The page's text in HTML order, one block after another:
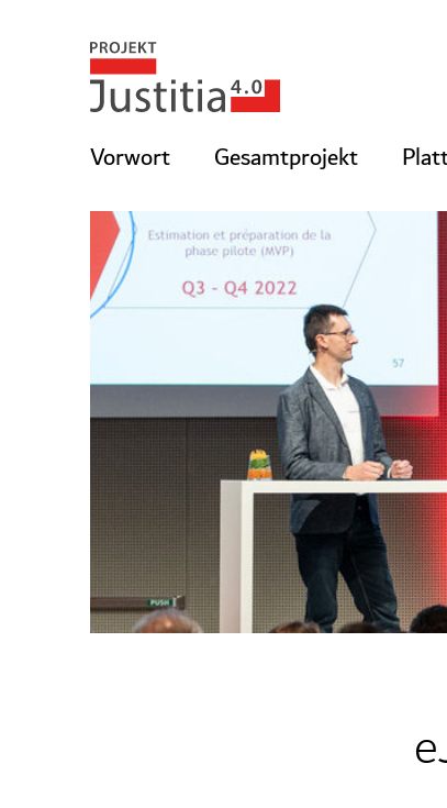
Vorwort Gesamtprojekt